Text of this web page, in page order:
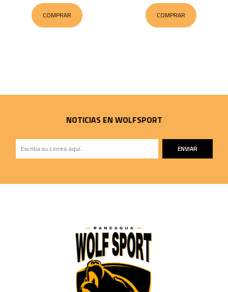
COMPRAR COMPRAR
NOTICIAS EN WOLFSPORT
ENVIAR